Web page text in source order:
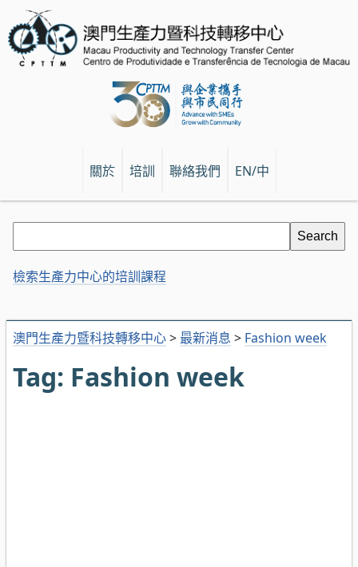
關於 培訓 聯絡我們 EN/中
澳門生產力暨科技轉移中心> 最新消息 > Fashion week
Tag: Fashion week
檢索生產力中心的培訓課程